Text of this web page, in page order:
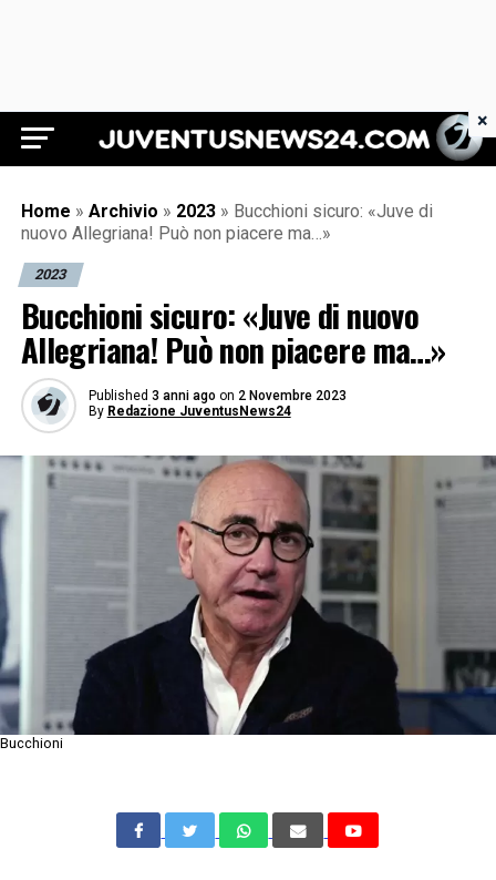
Juventus News 24
Home » Archivio » 2023 » Bucchioni sicuro: «Juve di
nuovo Allegriana! Può non piacere ma…»
2023
Bucchioni sicuro: «Juve di nuovo
Allegriana! Può non piacere ma…»
Published 3 anni ago on 2 Novembre 2023
By Redazione JuventusNews24
Bucchioni
×